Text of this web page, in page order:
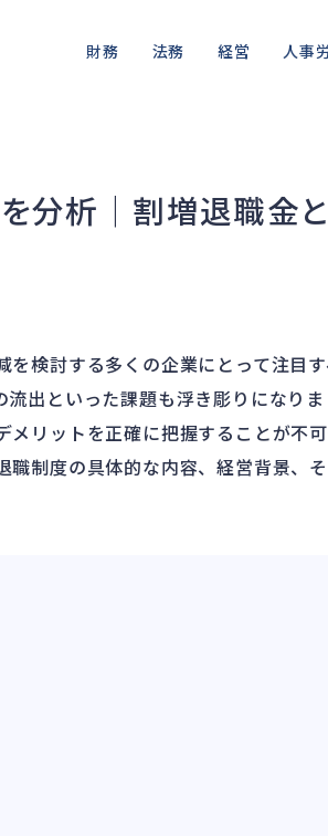
財務
資産売却
法務
訴訟・不正
経営 人事
労災・
分析｜割増退職金
検討する多くの企業にとって注目
出といった課題も浮き彫りになりま
リットを正確に把握することが不可
制度の具体的な内容、経営背景、